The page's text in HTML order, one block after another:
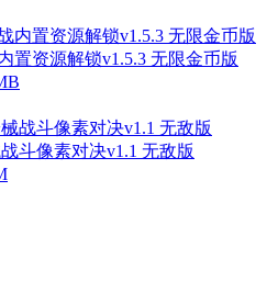
置资源解锁v1.5.3 无限金币版
斗像素对决v1.1 无敌版